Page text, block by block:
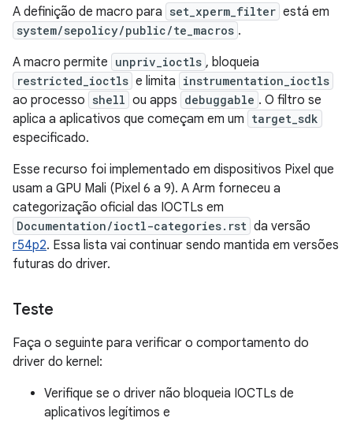
A definição de macro para set_xperm_filter está em
system/sepolicy/public/te_macros .
A macro permite unpriv_ioctls , bloqueia
restricted_ioctls e limita instrumentation_ioctls
ao processo shell ou apps debuggable . O filtro se
aplica a aplicativos que começam em um target_sdk
especificado.
Esse recurso foi implementado em dispositivos Pixel que
usam a GPU Mali (Pixel 6 a 9). A Arm forneceu a
categorização oficial das IOCTLs em
Documentation/ioctl-categories.rst da versão
r54p2. Essa lista vai continuar sendo mantida em versões
futuras do driver.
Teste
Faça o seguinte para verificar o comportamento do
driver do kernel:
Verifique se o driver não bloqueia IOCTLs de
aplicativos legítimos e